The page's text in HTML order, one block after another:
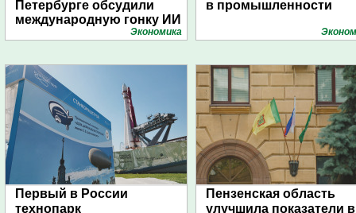
Петербурге обсудили
международную гонку ИИ
Экономика
в промышленности
Первый в России
технопарк
Пензенская область
улучшила показатели в